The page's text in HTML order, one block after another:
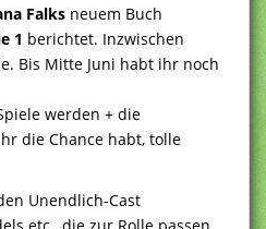
Falks neuem Buch
1 berichtet. Inzwischen
Bis Mitte Juni habt ihr noch
werden + die
die Chance habt, tolle
Unendlich-Cast